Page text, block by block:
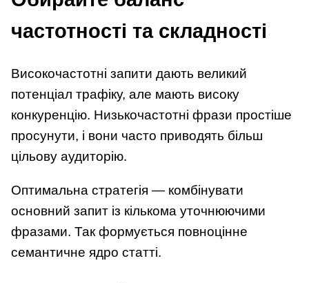
частотності та складності
Високочастотні запити дають великий
потенціал трафіку, але мають високу
конкуренцію. Низькочастотні фрази простіше
просунути, і вони часто приводять більш
цільову аудиторію.
Оптимальна стратегія — комбінувати
основний запит із кількома уточнюючими
фразами. Так формується повноцінне
семантичне ядро статті.